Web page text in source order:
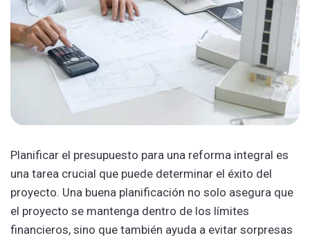
Planificar el presupuesto para una reforma integral es
una tarea crucial que puede determinar el éxito del
proyecto. Una buena planificación no solo asegura que
el proyecto se mantenga dentro de los límites
financieros, sino que también ayuda a evitar sorpresas